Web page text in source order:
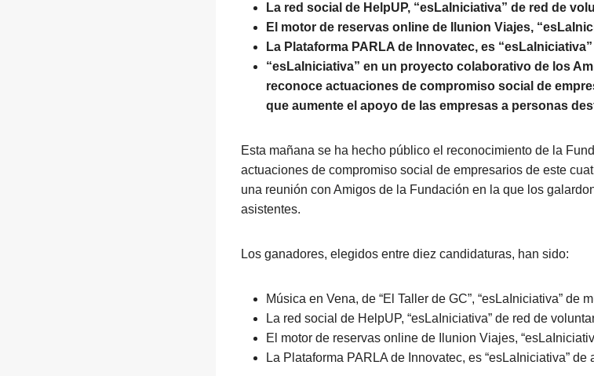
La red social de HelpUP, “esLaIniciativa” de red de
El motor de reservas online de Ilunion Viajes,
La Plataforma PARLA de Innovatec, es
“esLaIniciativa” en un proyecto colaborativo de los
reconoce actuaciones de compromiso social de
que aumente el apoyo de las empresas a personas
Esta mañana se ha hecho público el reconocimiento de la
actuaciones de compromiso social de empresarios de este
una reunión con Amigos de la Fundación en la que los
asistentes.
Los ganadores, elegidos entre diez candidaturas, han sido:
Música en Vena, de “El Taller de GC”, “esLaIniciativa” de
La red social de HelpUP, “esLaIniciativa” de red de
El motor de reservas online de Ilunion Viajes,
La Plataforma PARLA de Innovatec, es “esLaIniciativa”